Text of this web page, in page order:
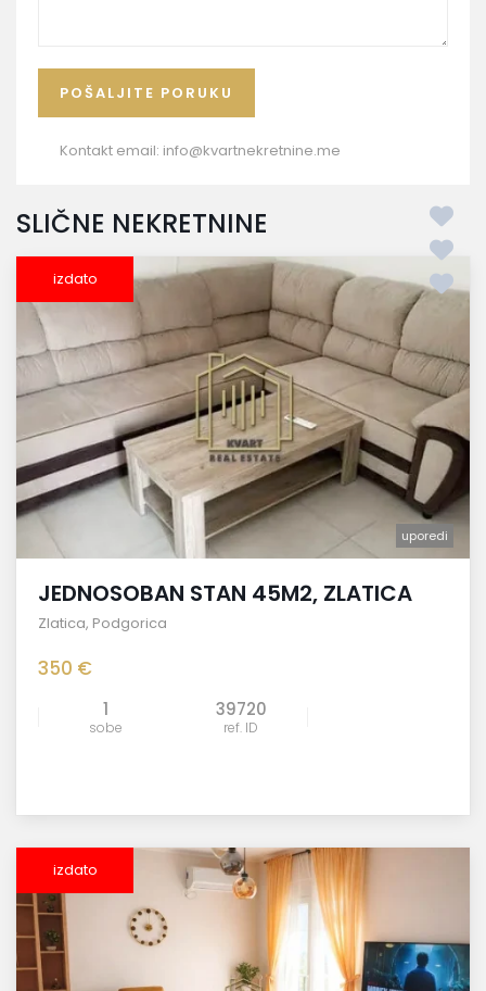
Kontakt email: info@kvartnekretnine.me
SLIČNE NEKRETNINE
izdato
uporedi
JEDNOSOBAN STAN 45M2, ZLATICA
Zlatica, Podgorica
350 €
1
sobe
39720
ref. ID
izdato